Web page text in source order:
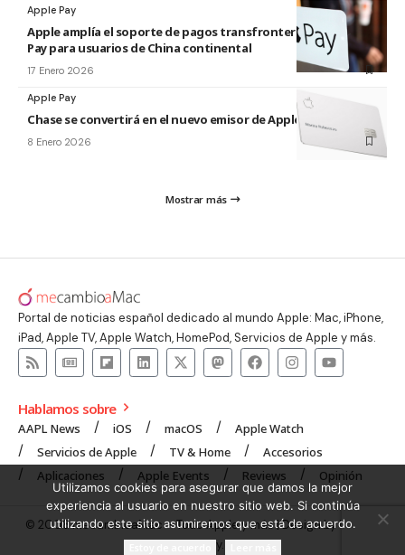
Apple Pay
Apple amplía el soporte de pagos transfronterizos de Apple
Pay para usuarios de China continental
17 Enero 2026
Apple Pay
Chase se convertirá en el nuevo emisor de Apple Card
8 Enero 2026
Mostrar más
Portal de noticias español dedicado al mundo Apple: Mac, iPhone,
iPad, Apple TV, Apple Watch, HomePod, Servicios de Apple y más.
Hablamos sobre
AAPL News iOS macOS
Apple Watch
Servicios de Apple
TV & Home
Accesorios
Aplicaciones
Apple Events Reviews Opinión
© 2008 mecambioaMac – Todo Apple y más | Design byUNXON
Agency.
Utilizamos cookies para asegurar que damos la mejor
experiencia al usuario en nuestro sitio web. Si continúa
utilizando este sitio asumiremos que está de acuerdo.